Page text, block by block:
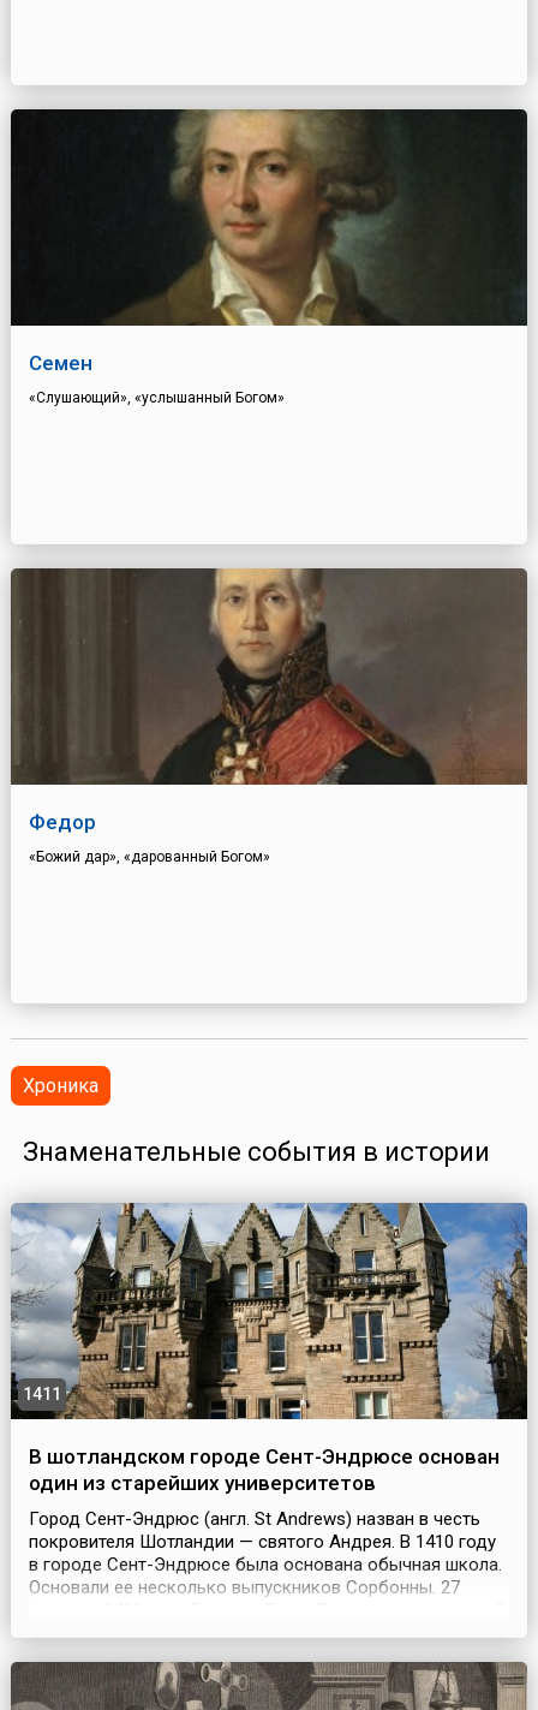
Семен
«Слушающий», «услышанный Богом»
Федор
«Божий дар», «дарованный Богом»
Хроника
Знаменательные события в истории
1411
В шотландском городе Сент-Эндрюсе основан
один из старейших университетов
Город Сент-Эндрюс (англ. St Andrews) назван в честь
покровителя Шотландии — святого Андрея. В 1410 году
в городе Сент-Эндрюсе была основана обычная школа.
Основали ее несколько выпускников Сорбонны. 27
основании на базе этой школы первого шотландского
матер имел четыре факультета. Это факул...